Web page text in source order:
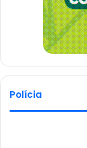
Polícia